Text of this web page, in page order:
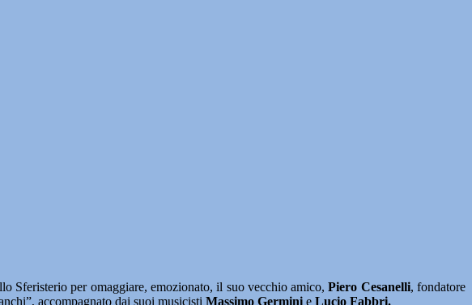
Sferisterio per omaggiare, emozionato, il suo vecchio amico, Piero Cesanelli, fondatore
accompagnato dai suoi musicisti Massimo Germini e Lucio Fabbri.